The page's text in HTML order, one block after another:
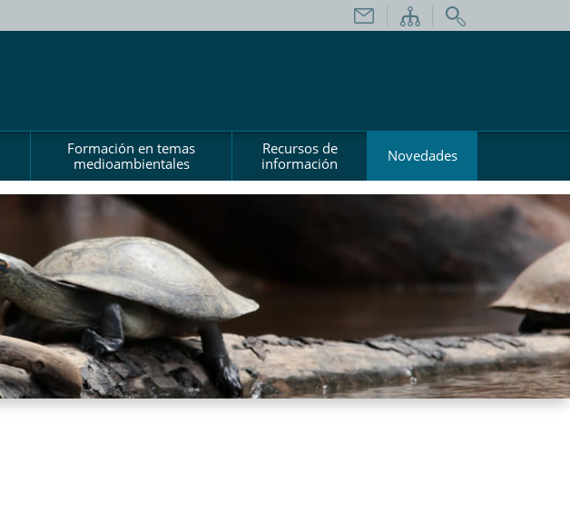
Formación en temas
medioambientales
Recursos de
información
Novedades